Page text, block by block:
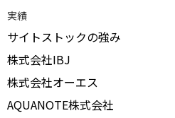
実績
サイトストックの強み
株式会社IBJ
株式会社オーエス
AQUANOTE株式会社